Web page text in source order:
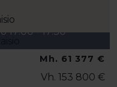
17:00 - 17:30
Mh. 61 377 €
Vh. 153 800 €